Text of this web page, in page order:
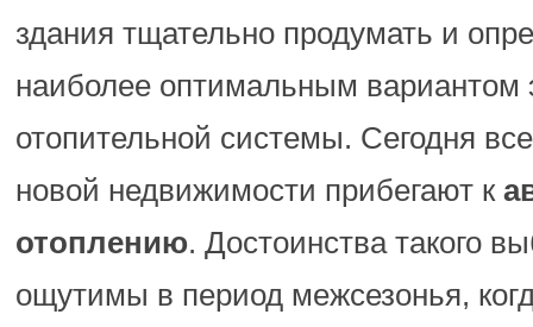
здания тщательно продумать и
наиболее оптимальным
отопительной системы. Сегодня
новой недвижимости прибегают к
отоплению. Достоинства такого
ощутимы в период межсезонья,